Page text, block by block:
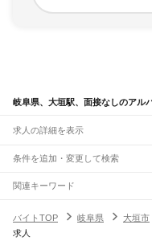
岐阜県、大垣駅、面接なしのアル
求人の詳細を表示
条件を追加・変更して検索
市区町村を追加・変更
岐阜県すべて
駅を追加・変更
関連キーワード
バイトTOP
岐阜県 大垣市
求人